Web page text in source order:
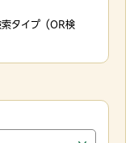
タイプ（OR検